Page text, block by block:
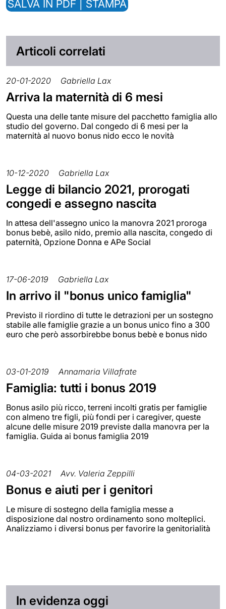
SALVA IN PDF | STAMPA
Articoli correlati
20-01-2020 Gabriella Lax
Arriva la maternità di 6 mesi
Questa una delle tante misure del pacchetto famiglia allo
studio del governo. Dal congedo di 6 mesi per la
maternità al nuovo bonus nido ecco le novità
10-12-2020 Gabriella Lax
Legge di bilancio 2021, prorogati
congedi e assegno nascita
In attesa dell'assegno unico la manovra 2021 proroga
bonus bebè, asilo nido, premio alla nascita, congedo di
paternità, Opzione Donna e APe Social
17-06-2019 Gabriella Lax
In arrivo il "bonus unico famiglia"
Previsto il riordino di tutte le detrazioni per un sostegno
stabile alle famiglie grazie a un bonus unico fino a 300
euro che però assorbirebbe bonus bebè e bonus nido
03-01-2019 Annamaria Villafrate
Famiglia: tutti i bonus 2019
Bonus asilo più ricco, terreni incolti gratis per famiglie
con almeno tre figli, più fondi per i caregiver, queste
alcune delle misure 2019 previste dalla manovra per la
famiglia. Guida ai bonus famiglia 2019
04-03-2021 Avv. Valeria Zeppilli
Bonus e aiuti per i genitori
Le misure di sostegno della famiglia messe a
disposizione dal nostro ordinamento sono molteplici.
Analizziamo i diversi bonus per favorire la genitorialità
In evidenza oggi